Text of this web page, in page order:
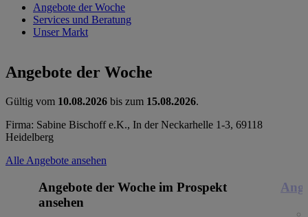
Angebote der Woche
Services und Beratung
Unser Markt
Angebote der Woche
Gültig vom 10.08.2026 bis zum 15.08.2026.
Firma: Sabine Bischoff e.K., In der Neckarhelle 1-3, 69118
Heidelberg
Alle Angebote ansehen
Angebote der Woche im Prospekt
ansehen